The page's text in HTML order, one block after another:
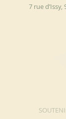
7 rue d’Issy,